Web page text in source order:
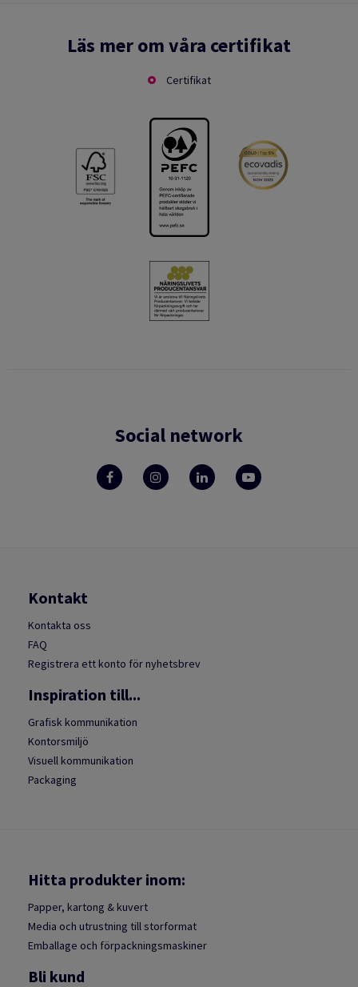
Läs mer om våra certifikat
Certifikat
Social network
Kontakt
Kontakta oss
FAQ
Registrera ett konto för nyhetsbrev
Inspiration till...
Grafisk kommunikation
Kontorsmiljö
Visuell kommunikation
Packaging
Hitta produkter inom:
Papper, kartong & kuvert
Media och utrustning till storformat
Emballage och förpackningsmaskiner
Bli kund